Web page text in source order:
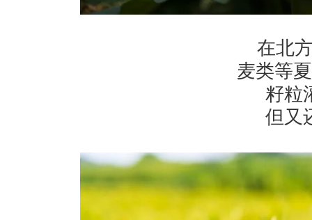
在北
麦类等
籽粒
但又